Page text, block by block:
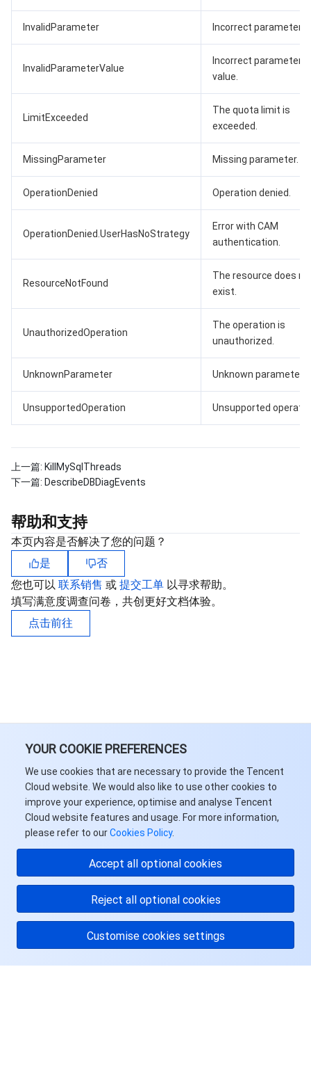
YOUR COOKIE PREFERENCES
We use cookies that are necessary to provide the Tencent
Cloud website. We would also like to use other cookies to
improve your experience, optimise and analyse Tencent
Cloud website features and usage. For more information,
please refer to ourCookies Policy.
Accept all optional cookies
Reject all optional cookies
Customise cookies settings
InvalidParameter Incorrect parameter.
InvalidParameterValue
Incorrect parameter
value.
LimitExceeded
The quota limit is
exceeded.
MissingParameter Missing parameter.
OperationDenied Operation denied.
OperationDenied.UserHasNoStrategy
Error with CAM
authentication.
ResourceNotFound
The resource does
exist.
UnauthorizedOperation
The operation is
unauthorized.
UnknownParameter Unknown parameter.
UnsupportedOperation Unsupported
上一篇: KillMySqlThreads
下一篇: DescribeDBDiagEvents
帮助和支持
本页内容是否解决了您的问题？
是
否
您也可以 联系销售 或 提交工单 以寻求帮助。
填写满意度调查问卷，共创更好文档体验。
点击前往